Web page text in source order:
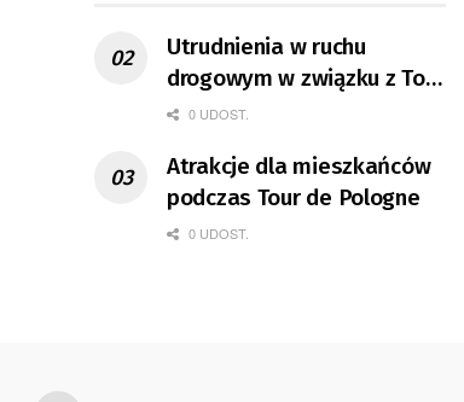
Utrudnienia w ruchu
drogowym w związku z Tour
de Pologne
0 UDOST.
Atrakcje dla mieszkańców
podczas Tour de Pologne
0 UDOST.